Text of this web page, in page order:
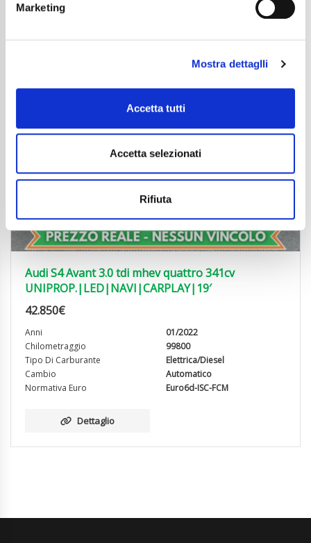
Marketing
Mostra dettaglli
Accetta tutti
Accetta selezionati
Rifiuta
Audi S4 Avant 3.0 tdi mhev quattro 341cv
UNIPROP.|LED|NAVI|CARPLAY|19′
42.850€
Anni
01/2022
Chilometraggio
99800
Tipo Di Carburante
Elettrica/Diesel
Cambio
Automatico
Normativa Euro
Euro6d-ISC-FCM
Dettaglio